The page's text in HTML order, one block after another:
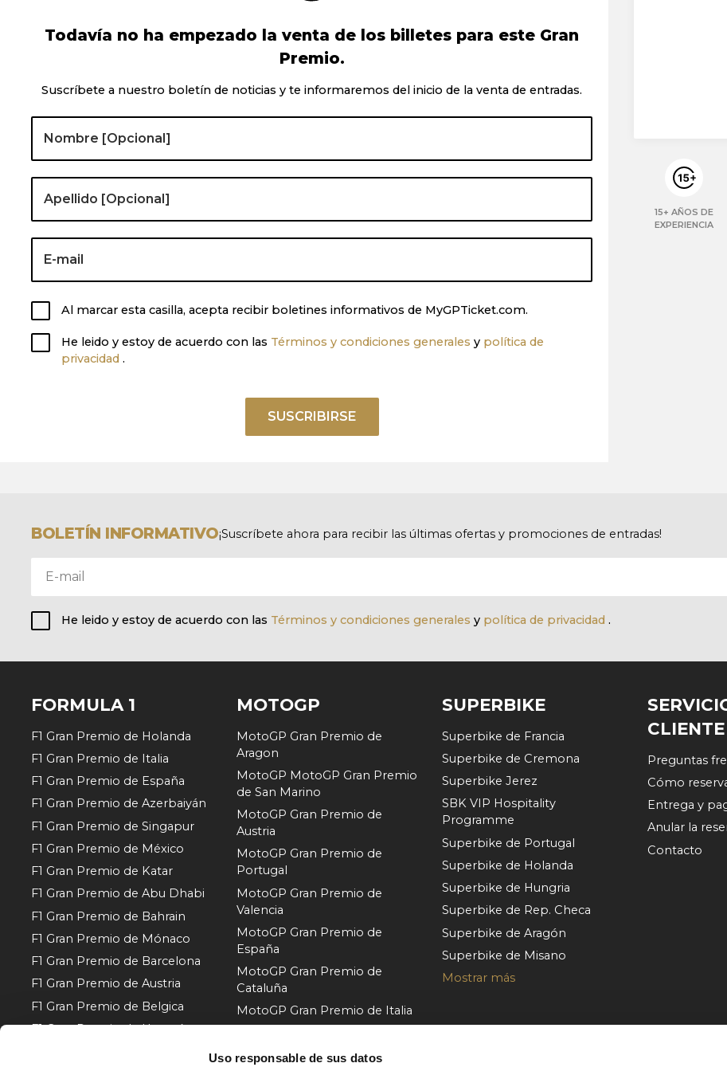
Uso responsable de sus datos
Todavía no ha empezado la venta de los billetes para este Gran
Premio.
Suscríbete a nuestro boletín de noticias y te informaremos del inicio de la venta de entradas.
Al marcar esta casilla, acepta recibir boletines informativos de MyGPTicket.com.
He leido y estoy de acuerdo con las Términos y condiciones generales y política de
privacidad .
SUSCRIBIRSE
15+ AÑOS DE
EXPERIENCIA
BOLETÍN INFORMATIVO¡Suscríbete ahora para recibir las últimas ofertas y promociones de entradas!
He leido y estoy de acuerdo con las Términos y condiciones generales y política de privacidad .
FORMULA 1
F1 Gran Premio de Holanda
F1 Gran Premio de Italia
F1 Gran Premio de España
F1 Gran Premio de Azerbaiyán
F1 Gran Premio de Singapur
F1 Gran Premio de México
F1 Gran Premio de Katar
F1 Gran Premio de Abu Dhabi
F1 Gran Premio de Bahrain
F1 Gran Premio de Mónaco
F1 Gran Premio de Barcelona
F1 Gran Premio de Austria
F1 Gran Premio de Belgica
F1 Gran Premio de Hungría
MOTOGP
MotoGP Gran Premio de
Aragon
MotoGP MotoGP Gran Premio
de San Marino
MotoGP Gran Premio de
Austria
MotoGP Gran Premio de
Portugal
MotoGP Gran Premio de
Valencia
MotoGP Gran Premio de
España
MotoGP Gran Premio de
Cataluña
MotoGP Gran Premio de Italia
SUPERBIKE
Superbike de Francia
Superbike de Cremona
Superbike Jerez
SBK VIP Hospitality
Programme
Superbike de Portugal
Superbike de Holanda
Superbike de Hungria
Superbike de Rep. Checa
Superbike de Aragón
Superbike de Misano
Mostrar más
CLIENTE
Preguntas
Cómo
Entrega y
Anular la
Contacto